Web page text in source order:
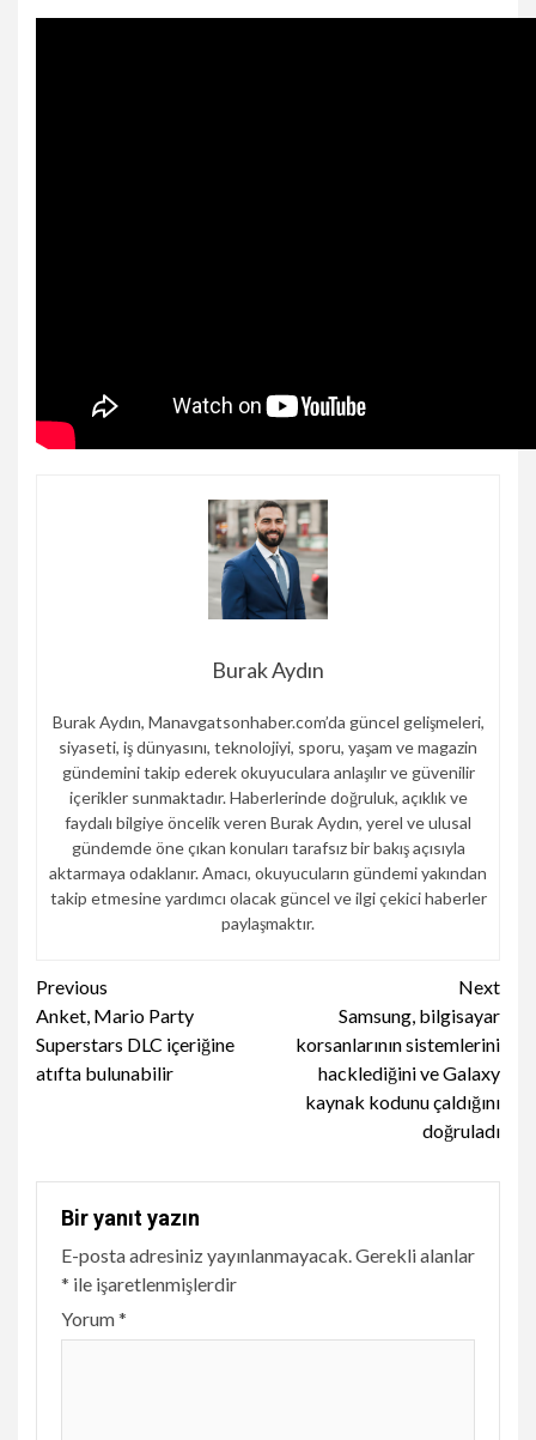
Burak Aydın
Burak Aydın, Manavgatsonhaber.com’da güncel gelişmeleri,
siyaseti, iş dünyasını, teknolojiyi, sporu, yaşam ve magazin
gündemini takip ederek okuyuculara anlaşılır ve güvenilir
içerikler sunmaktadır. Haberlerinde doğruluk, açıklık ve
faydalı bilgiye öncelik veren Burak Aydın, yerel ve ulusal
gündemde öne çıkan konuları tarafsız bir bakış açısıyla
aktarmaya odaklanır. Amacı, okuyucuların gündemi yakından
takip etmesine yardımcı olacak güncel ve ilgi çekici haberler
paylaşmaktır.
Continue
Reading
Previous
Anket, Mario Party
Superstars DLC içeriğine
atıfta bulunabilir
Next
Samsung, bilgisayar
korsanlarının sistemlerini
hacklediğini ve Galaxy
kaynak kodunu çaldığını
doğruladı
Bir yanıt yazın
E-posta adresiniz yayınlanmayacak.Gerekli alanlar
* ile işaretlenmişlerdir
Yorum*